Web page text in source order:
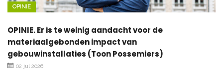
OPINIE
OPINIE. Er is te weinig aandacht voor de
materiaalgebonden impact van
gebouwinstallaties (Toon Possemiers)
02 jul 2026